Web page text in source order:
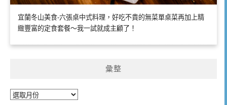
宜蘭冬山美食-六張桌中式料理，好吃不貴的無菜單桌菜再加上精
緻豐富的定食套餐～我一試就成主顧了！
彙整
彙